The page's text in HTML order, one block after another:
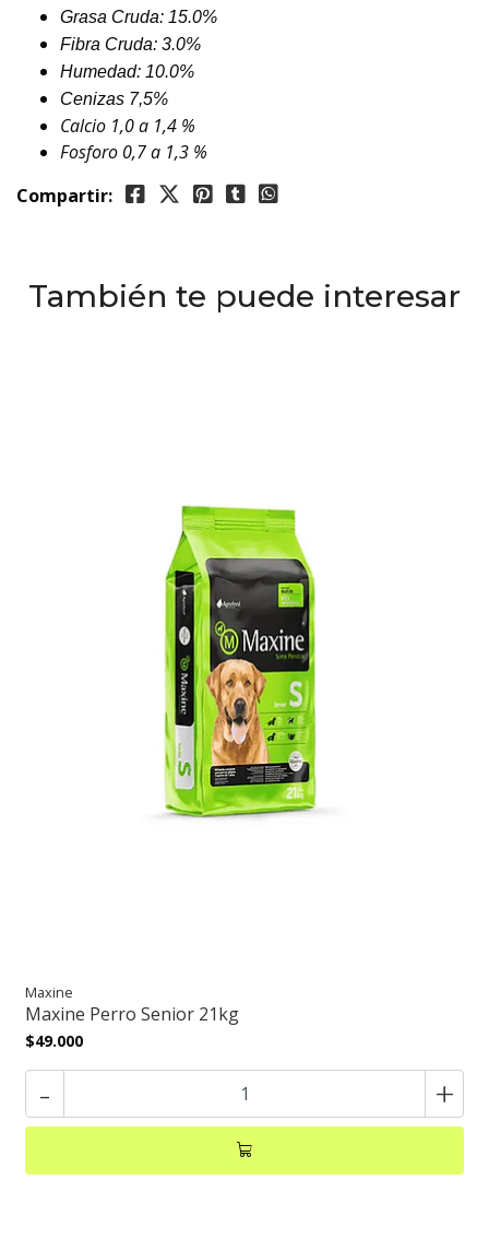
Grasa Cruda: 15.0%
Fibra Cruda: 3.0%
Humedad: 10.0%
Cenizas 7,5%
Calcio 1,0 a 1,4 %
Fosforo 0,7 a 1,3 %
Compartir:
También te puede interesar
Maxine
Maxine Perro Senior 21kg
$49.000
- +